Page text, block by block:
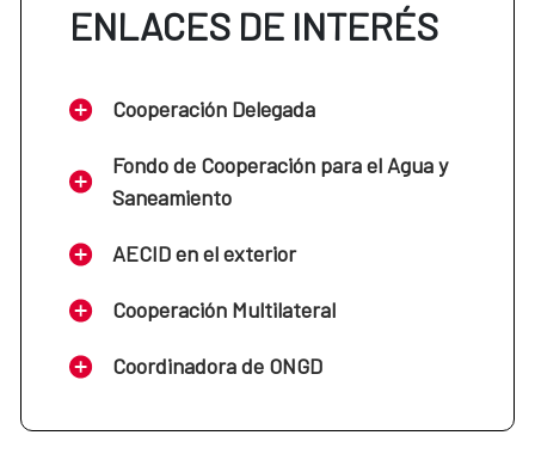
ENLACES DE INTERÉS
Cooperación Delegada
Fondo de Cooperación para el Agua y
Saneamiento
AECID en el exterior
Cooperación Multilateral
Coordinadora de ONGD